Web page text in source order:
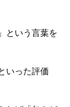
という言葉を
いった評価